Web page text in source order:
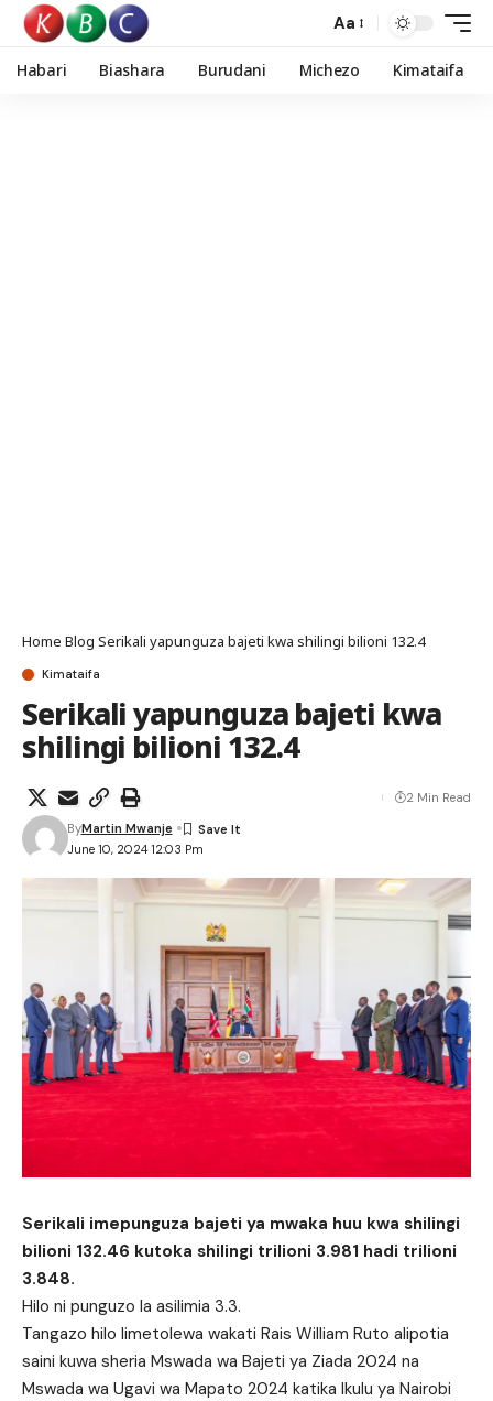
Aa
Habari Biashara Burudani Michezo Kimataifa
Home Blog Serikali yapunguza bajeti kwa shilingi bilioni 132.4
Kimataifa
Serikali yapunguza bajeti kwa
shilingi bilioni 132.4
June 10, 2024 12:03 Pm
ByMartin Mwanje
2 Min Read
Serikali imepunguza bajeti ya mwaka huu kwa shilingi
bilioni 132.46 kutoka shilingi trilioni 3.981 hadi trilioni
3.848.
Hilo ni punguzo la asilimia 3.3.
Tangazo hilo limetolewa wakati Rais William Ruto alipotia
saini kuwa sheria Mswada wa Bajeti ya Ziada 2024 na
Mswada wa Ugavi wa Mapato 2024 katika Ikulu ya Nairobi